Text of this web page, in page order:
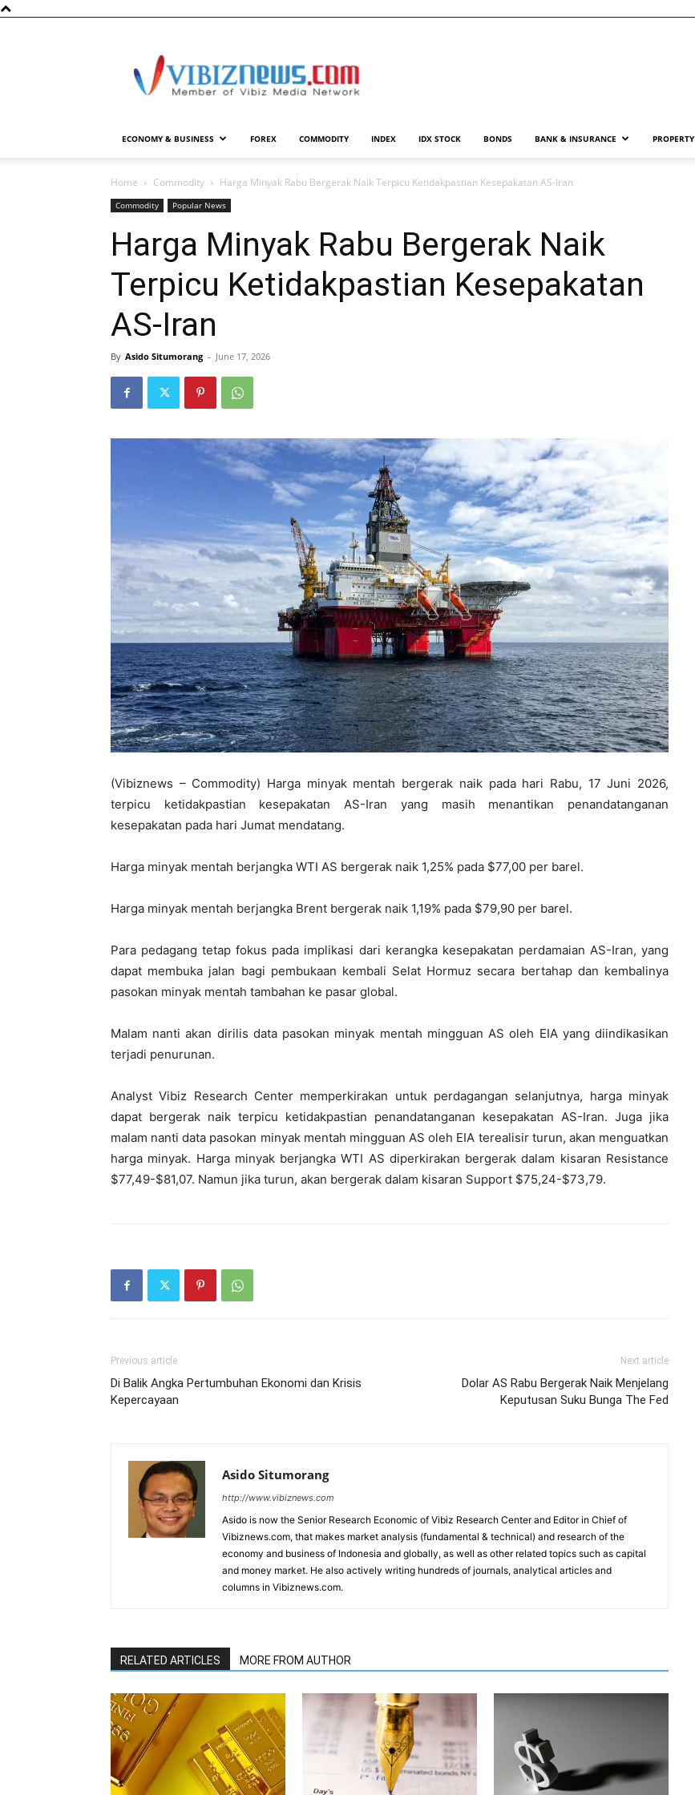
ECONOMY & BUSINESS FOREX COMMODITY INDEX IDX STOCK BONDS BANK & INSURANCE PROPERTY
Home Commodity Harga Minyak Rabu Bergerak Naik Terpicu Ketidakpastian Kesepakatan AS-Iran
Commodity Popular News
Harga Minyak Rabu Bergerak Naik
Terpicu Ketidakpastian Kesepakatan
AS-Iran
By Asido Situmorang - June 17, 2026
(Vibiznews – Commodity) Harga minyak mentah bergerak naik pada hari Rabu, 17 Juni 2026,
terpicu ketidakpastian kesepakatan AS-Iran yang masih menantikan penandatanganan
kesepakatan pada hari Jumat mendatang.
Harga minyak mentah berjangka WTI AS bergerak naik 1,25% pada $77,00 per barel.
Harga minyak mentah berjangka Brent bergerak naik 1,19% pada $79,90 per barel.
Para pedagang tetap fokus pada implikasi dari kerangka kesepakatan perdamaian AS-Iran, yang
dapat membuka jalan bagi pembukaan kembali Selat Hormuz secara bertahap dan kembalinya
pasokan minyak mentah tambahan ke pasar global.
Malam nanti akan dirilis data pasokan minyak mentah mingguan AS oleh EIA yang diindikasikan
terjadi penurunan.
Analyst Vibiz Research Center memperkirakan untuk perdagangan selanjutnya, harga minyak
dapat bergerak naik terpicu ketidakpastian penandatanganan kesepakatan AS-Iran. Juga jika
malam nanti data pasokan minyak mentah mingguan AS oleh EIA terealisir turun, akan menguatkan
harga minyak. Harga minyak berjangka WTI AS diperkirakan bergerak dalam kisaran Resistance
$77,49-$81,07. Namun jika turun, akan bergerak dalam kisaran Support $75,24-$73,79.
Previous article
Di Balik Angka Pertumbuhan Ekonomi dan Krisis
Kepercayaan
Next article
Dolar AS Rabu Bergerak Naik Menjelang
Keputusan Suku Bunga The Fed
Asido Situmorang
http://www.vibiznews.com
Asido is now the Senior Research Economic of Vibiz Research Center and Editor in Chief of
Vibiznews.com, that makes market analysis (fundamental & technical) and research of the
economy and business of Indonesia and globally, as well as other related topics such as capital
and money market. He also actively writing hundreds of journals, analytical articles and
columns in Vibiznews.com.
RELATED ARTICLES MORE FROM AUTHOR